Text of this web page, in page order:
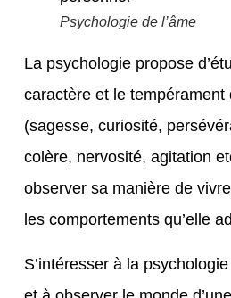
Psychologie de l’âme
La psychologie propose
caractère et le tempérament
(sagesse, curiosité,
colère, nervosité, agitation
observer sa manière de
les comportements qu’elle
S’intéresser à la